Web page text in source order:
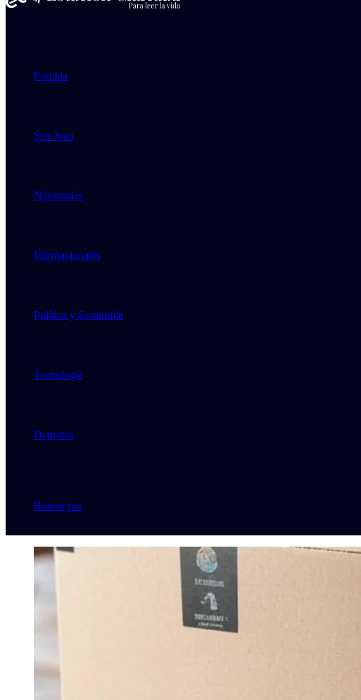
Portada
San Juan
Nacionales
Internacionales
Política y Economía
Tecnología
Deportes
Buscar por